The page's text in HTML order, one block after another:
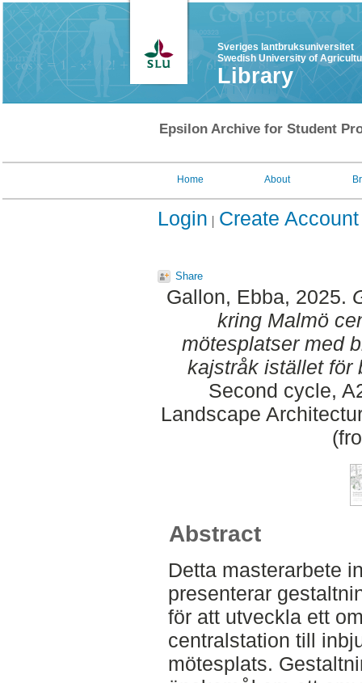
Sveriges lantbruksuniversitet
Swedish University of
Library
Epsilon Archive for Student
Home About
Login Create Account
Share
Gallon, Ebba, 2025.
kring Malmö
mötesplatser med
kajstråk istället för
Second cycle,
Landscape
Abstract
Detta masterarbete
presenterar
för att utveckla ett
centralstation till
mötesplats.